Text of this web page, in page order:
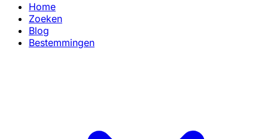
Home
Zoeken
Blog
Bestemmingen